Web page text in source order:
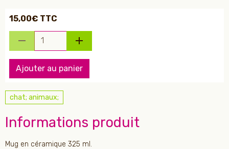
15,00€ TTC
Ajouter au panier
chat; animaux;
Informations produit
Mug en céramique 325 ml.